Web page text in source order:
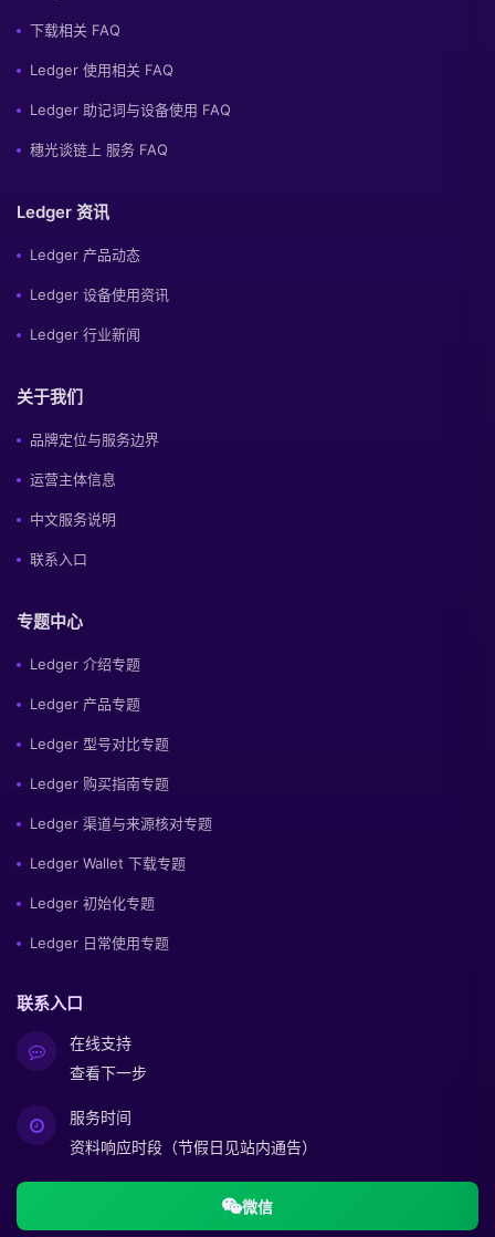
下载相关 FAQ
Ledger 使用相关 FAQ
Ledger 助记词与设备使用 FAQ
穗光谈链上 服务 FAQ
Ledger 资讯
Ledger 产品动态
Ledger 设备使用资讯
Ledger 行业新闻
关于我们
品牌定位与服务边界
运营主体信息
中文服务说明
联系入口
专题中心
Ledger 介绍专题
Ledger 产品专题
Ledger 型号对比专题
Ledger 购买指南专题
Ledger 渠道与来源核对专题
Ledger Wallet 下载专题
Ledger 初始化专题
Ledger 日常使用专题
联系入口
在线支持
查看下一步
服务时间
资料响应时段（节假日见站内通告）
微信